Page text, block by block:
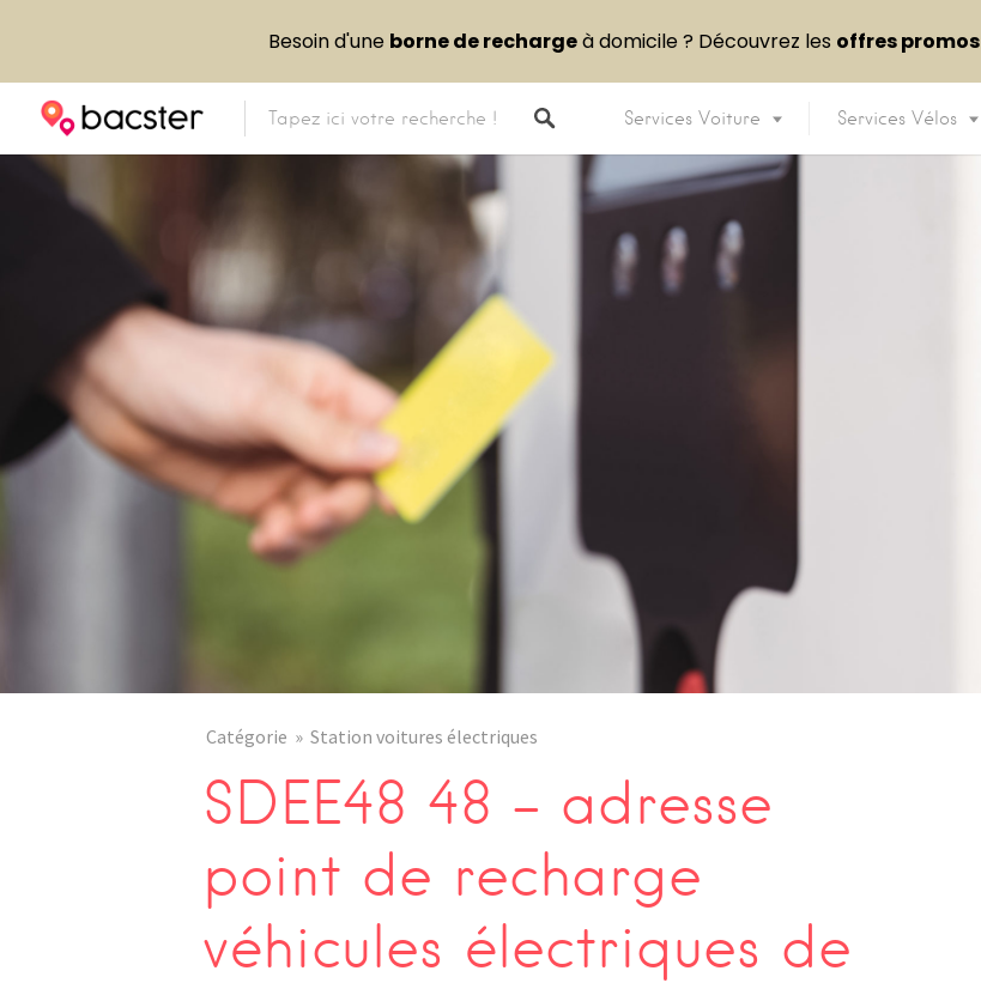
Services Voiture Services Vélos
Catégorie Station voitures électriques
SDEE48 48 – adresse
point de recharge
véhicules électriques de
Besoin d'une borne de rechargeà domicile ? Découvrez les offres promos